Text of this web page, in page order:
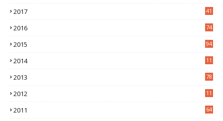
2017 41
2016 74
2015 94
2014
11
2013 78
2012
11
2011 64